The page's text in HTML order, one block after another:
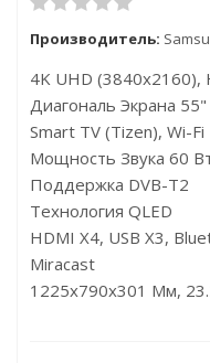
Производитель:
4K UHD (3840x2160),
Диагональ Экрана 55"
Smart TV (Tizen), Wi-Fi
Мощность Звука 60
Поддержка DVB-T2
Технология QLED
HDMI X4, USB X3,
Miracast
1225x790x301 Мм,